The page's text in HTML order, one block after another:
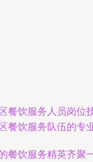
餐饮服务人员岗位
餐饮服务队伍的专
餐饮服务精英齐聚